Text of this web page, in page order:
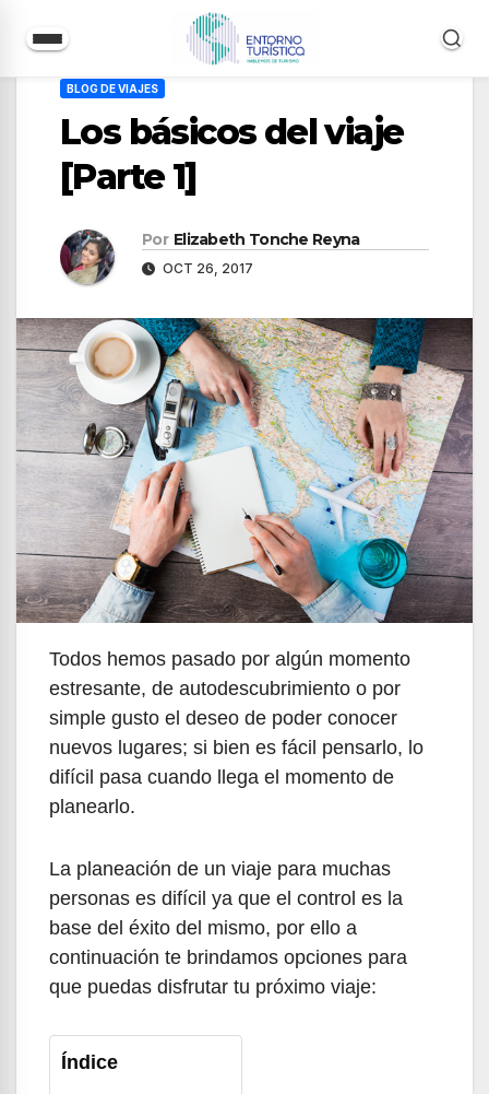
BLOG DE VIAJES
Los básicos del viaje
[Parte 1]
Por Elizabeth Tonche Reyna
OCT 26, 2017
Todos hemos pasado por algún momento
estresante, de autodescubrimiento o por
simple gusto el deseo de poder conocer
nuevos lugares; si bien es fácil pensarlo, lo
difícil pasa cuando llega el momento de
planearlo.
La planeación de un viaje para muchas
personas es difícil ya que el control es la
base del éxito del mismo, por ello a
continuación te brindamos opciones para
que puedas disfrutar tu próximo viaje:
Índice